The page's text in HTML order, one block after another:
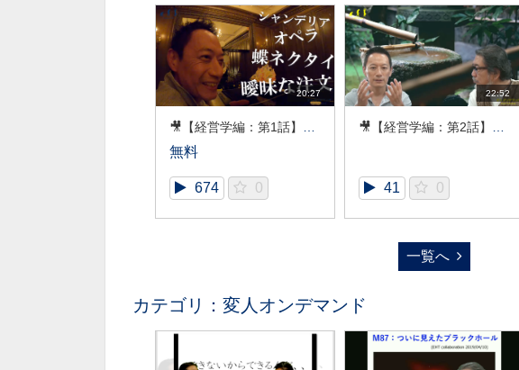
20:27
無料
674 0
22:52
41 0
一覧へ
カテゴリ：変人オンデマンド